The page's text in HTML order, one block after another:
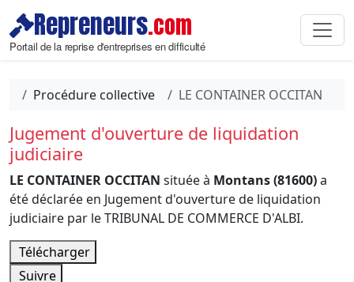
Repreneurs.com
Portail de la reprise d'entreprises en difficulté
Procédure collective LE CONTAINER OCCITAN
Jugement d'ouverture de liquidation
judiciaire
LE CONTAINER OCCITAN située à Montans (81600)a
été déclarée en Jugement d'ouverture de liquidation
judiciaire par le TRIBUNAL DE COMMERCE D'ALBI.
Télécharger
Suivre